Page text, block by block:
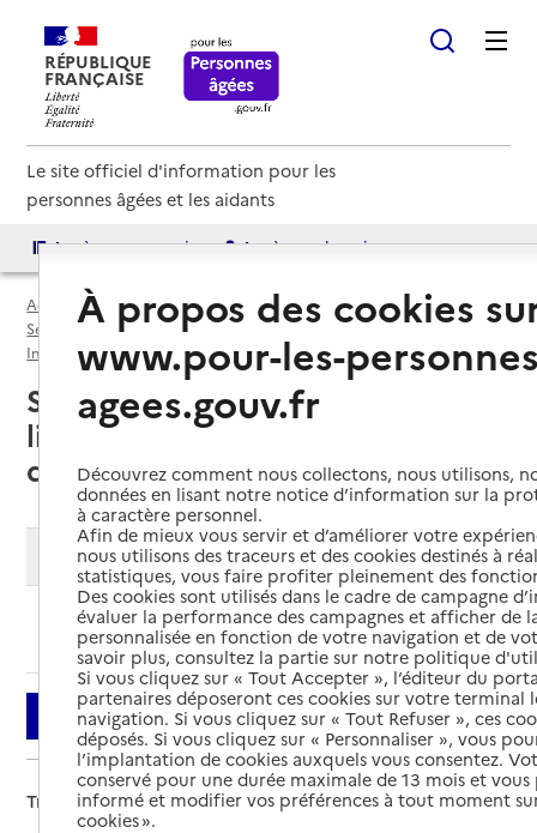
RÉPUBLIQUE
FRANÇAISE
Le site officiel d'information pour les
personnes âgées et les aidants
Accès aux annuaires Accès par besoin
Accueil
Espace annuaire
Services autonomie à domicile (aide et soins) par département
Indre (36)
Service autonomie à domicile (aide et soins)
Saint-Benoît-du-Sault (36170) :
liste des services autonomie à
domicile (aide et soins)
Modifier ma recherche
Ajouter cette recherche aux favoris
Filtrer
Trier par :
À propos des cookies
www.pour-les-
agees.gouv.fr
Découvrez comment nous collectons, nous utilisons,
données en lisant notre notice d’information sur la
à caractère personnel.
Afin de mieux vous servir et d’améliorer votre
nous utilisons des traceurs et des cookies destinés à
statistiques, vous faire profiter pleinement des
Des cookies sont utilisés dans le cadre de campagne
évaluer la performance des campagnes et afficher de
personnalisée en fonction de votre navigation et de
savoir plus, consultez la partie sur notre politique
Si vous cliquez sur « Tout Accepter », l’éditeur du
partenaires déposeront ces cookies sur votre terminal
navigation. Si vous cliquez sur « Tout Refuser », ces
déposés. Si vous cliquez sur « Personnaliser », vous
l’implantation de cookies auxquels vous consentez.
conservé pour une durée maximale de 13 mois et
informé et modifier vos préférences à tout moment
cookies ».